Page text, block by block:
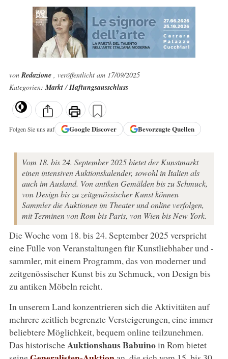
vonRedazione , veröffentlicht am 17/09/2025
Kategorien:Markt/Haftungsausschluss
Folgen Sie uns auf GoogleDiscover Bevorzugte Quellen
Vom 18. bis 24. September 2025 bietet der Kunstmarkt
einen intensiven Auktionskalender, sowohl in Italien als
auch im Ausland. Von antiken Gemälden bis zu Schmuck,
von Design bis zu zeitgenössischer Kunst können
Sammler die Auktionen im Theater und online verfolgen,
mit Terminen von Rom bis Paris, von Wien bis New York.
Die Woche vom 18. bis 24. September 2025 verspricht
eine Fülle von Veranstaltungen für Kunstliebhaber und -
sammler, mit einem Programm, das von moderner und
zeitgenössischer Kunst bis zu Schmuck, von Design bis
zu antiken Möbeln reicht.
In unserem Land konzentrieren sich die Aktivitäten auf
mehrere zeitlich begrenzte Versteigerungen, eine immer
beliebtere Möglichkeit, bequem online teilzunehmen.
Das historischeAuktionshaus Babuinoin Rom bietet